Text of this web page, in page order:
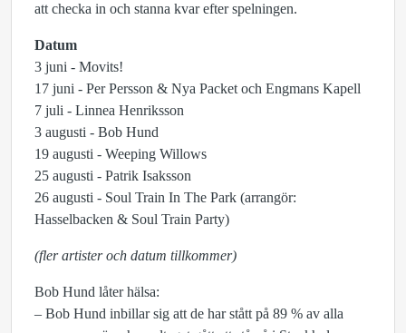
att checka in och stanna kvar efter spelningen.
Datum
3 juni - Movits!
17 juni - Per Persson & Nya Packet och Engmans Kapell
7 juli - Linnea Henriksson
3 augusti - Bob Hund
19 augusti - Weeping Willows
25 augusti - Patrik Isaksson
26 augusti - Soul Train In The Park (arrangör:
Hasselbacken & Soul Train Party)
(fler artister och datum tillkommer)
Bob Hund låter hälsa:
– Bob Hund inbillar sig att de har stått på 89 % av alla